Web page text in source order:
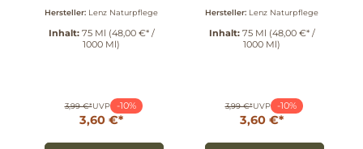
Minze mit Fluorid
75 ml
Hersteller: Lenz Naturpflege
Inhalt: 75 Ml (48,00 €* /
1000 Ml)
3,99 €*UVP -10%
3,60 €*
Minze ohne
Fluorid 75 ml
Hersteller: Lenz Naturpflege
Inhalt: 75 Ml (48,00 €* /
1000 Ml)
3,99 €*UVP -10%
3,60 €*